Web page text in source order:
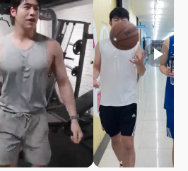
play_arrow play_arrow